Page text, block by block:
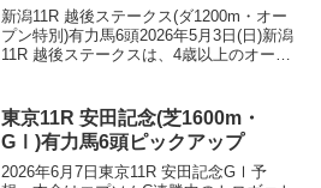
新潟11R 越後ステークス(ダ1200m・オー
プン特別)有力馬6頭2026年5月3日(日)新潟
11R 越後ステークスは、4歳以上のオープ
争われる。基本的に...
東京11R 安田記念(芝1600m・
GⅠ)有力馬6頭ピックアップ
2026年6月7日東京11R 安田記念GⅠ予